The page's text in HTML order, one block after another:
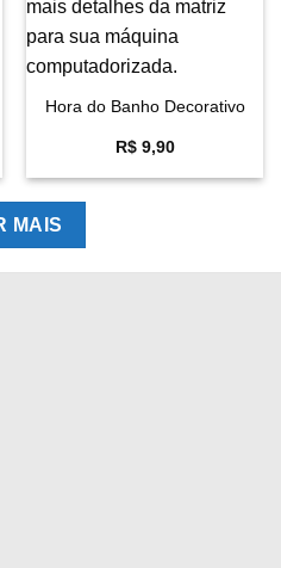
Hora do Banho Decorativo
R$9,90
MAIS